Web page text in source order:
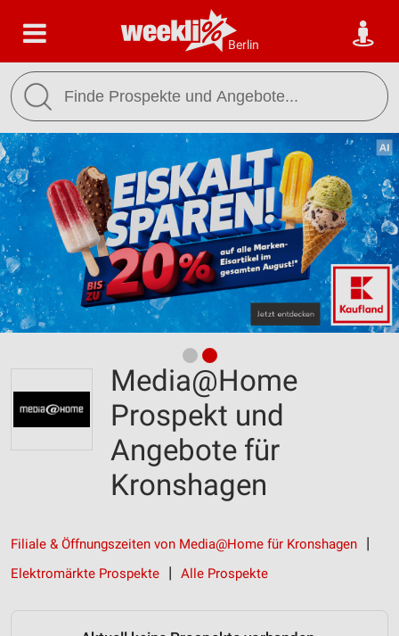
Berlin
Media@Home
Prospekt und
Angebote für
Kronshagen
Filiale & Öffnungszeiten von Media@Home für Kronshagen
Elektromärkte Prospekte
Alle Prospekte